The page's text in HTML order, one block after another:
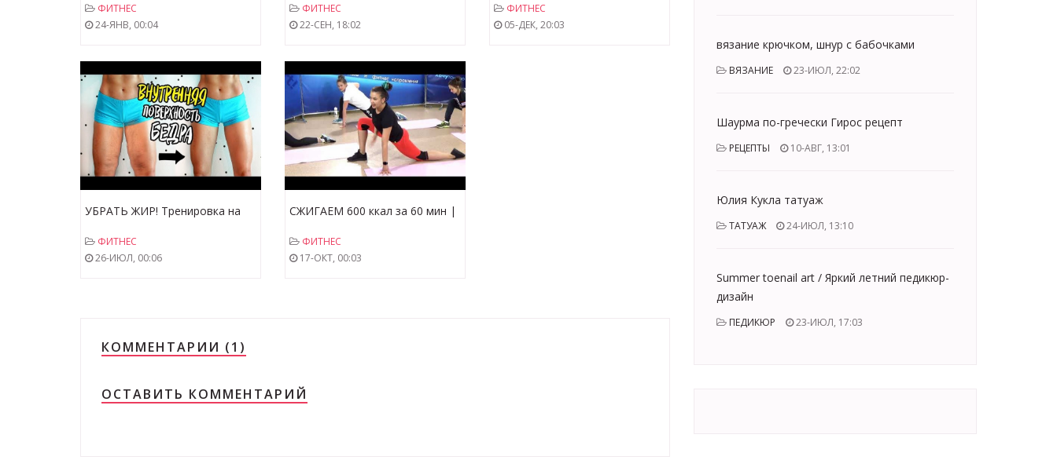
Тренировка ног, ягодиц, спины,
ФИТНЕС
24-ЯНВ, 00:04
упражнения для ягодиц от
фитнес тренеров клуба Мд Фит
ФИТНЕС
22-СЕН, 18:02
задних лап
ФИТНЕС
05-ДЕК, 20:03
УБРАТЬ ЖИР! Тренировка на
БЕДРА. Фитнес Дома
ФИТНЕС
26-ИЮЛ, 00:06
СЖИГАЕМ 600 ккал за 60 мин |
приседания ФИТНЕС
ТРЕНИРОВКА с Яной
ФИТНЕС
17-ОКТ, 00:03
КОММЕНТАРИИ (1)
ОСТАВИТЬ КОММЕНТАРИЙ
вязание крючком, шнур с бабочками
ВЯЗАНИЕ 23-ИЮЛ, 22:02
Шаурма по-гречески Гирос рецепт
РЕЦЕПТЫ 10-АВГ, 13:01
Юлия Кукла татуаж
ТАТУАЖ 24-ИЮЛ, 13:10
Summer toenail art / Яркий летний педикюр-
дизайн
ПЕДИКЮР 23-ИЮЛ, 17:03